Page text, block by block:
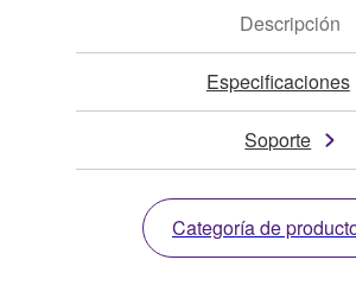
Descripción
Especificaciones
Soporte
Categoría de